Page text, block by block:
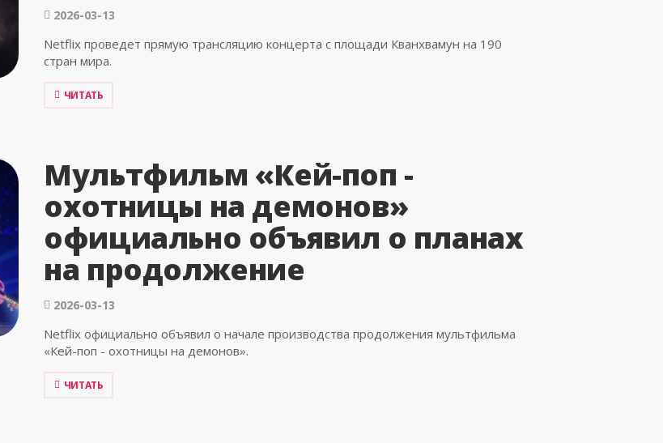
2026-03-13
Netflix проведет прямую трансляцию концерта с площади Кванхвамун на 190
стран мира.
ЧИТАТЬ
Мультфильм «Кей-поп -
охотницы на демонов»
официально объявил о планах
на продолжение
2026-03-13
Netflix официально объявил о начале производства продолжения мультфильма
«Кей-поп - охотницы на демонов».
ЧИТАТЬ